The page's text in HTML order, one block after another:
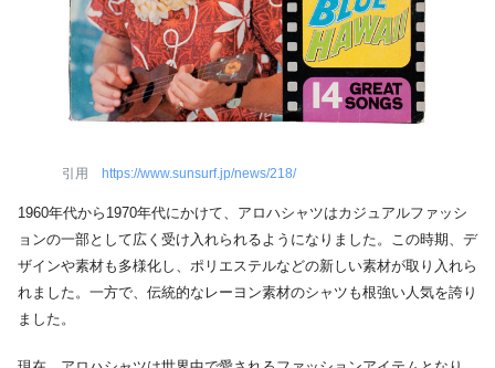
引用 https://www.sunsurf.jp/news/218/
1960年代から1970年代にかけて、アロハシャツはカジュアルファッシ
ョンの一部として広く受け入れられるようになりました。この時期、デ
ザインや素材も多様化し、ポリエステルなどの新しい素材が取り入れら
れました。一方で、伝統的なレーヨン素材のシャツも根強い人気を誇り
ました。